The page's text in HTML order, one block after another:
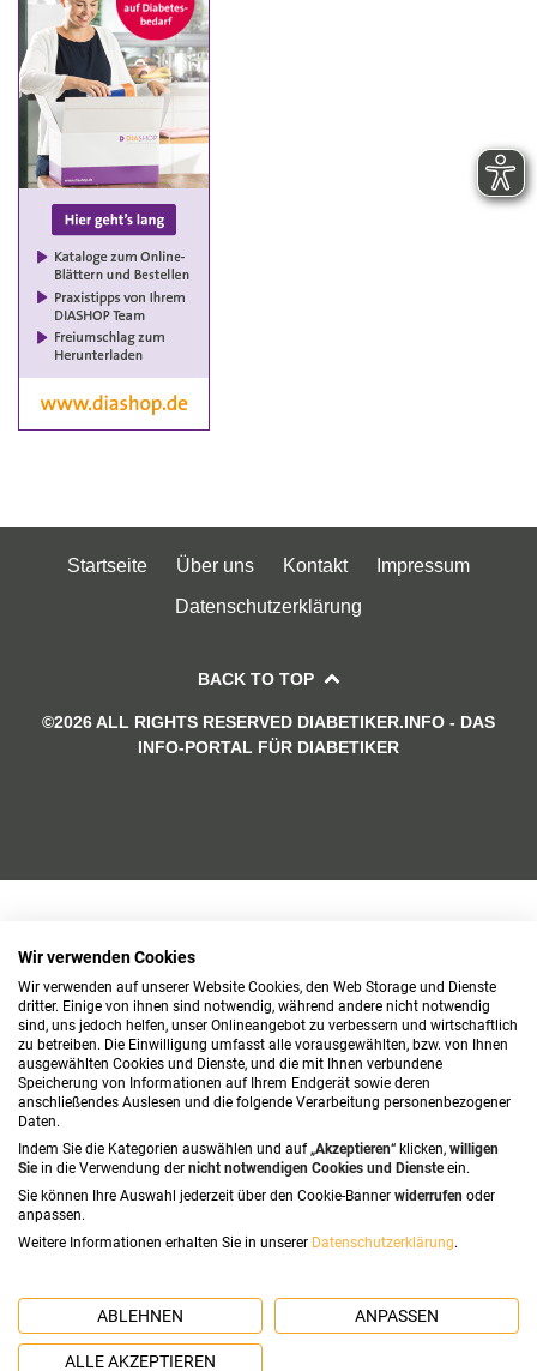
Startseite Über uns Kontakt
Impressum
Datenschutzerklärung
BACK TO TOP
©2026 ALL RIGHTS RESERVED DIABETIKER.INFO - DAS
INFO-PORTAL FÜR DIABETIKER
Wir verwenden Cookies
Wir verwenden auf unserer Website Cookies, den Web Storage und Dienste
dritter. Einige von ihnen sind notwendig, während andere nicht notwendig
sind, uns jedoch helfen, unser Onlineangebot zu verbessern und wirtschaftlich
zu betreiben. Die Einwilligung umfasst alle vorausgewählten, bzw. von Ihnen
ausgewählten Cookies und Dienste, und die mit Ihnen verbundene
Speicherung von Informationen auf Ihrem Endgerät sowie deren
anschließendes Auslesen und die folgende Verarbeitung personenbezogener
Daten.
Indem Sie die Kategorien auswählen und auf „Akzeptieren“ klicken, willigen
Sie in die Verwendung der nicht notwendigen Cookies und Diensteein.
Sie können Ihre Auswahl jederzeit über den Cookie-Banner widerrufen oder
anpassen.
Weitere Informationen erhalten Sie in unserer Datenschutzerklärung.
ABLEHNEN ANPASSEN
ALLE AKZEPTIEREN